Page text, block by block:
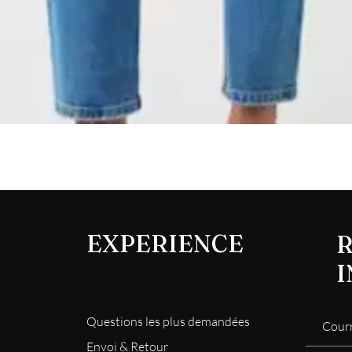
EXPERIENCE
Questions les plus demandées
Envoi & Retour